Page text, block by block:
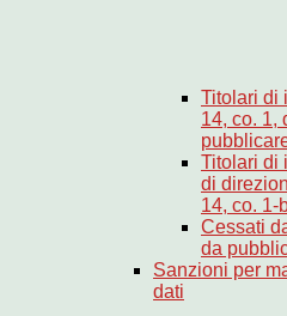
Titolari di
14, co. 1,
Titolari di
di
14, co. 1-
Cessati
da
Sanzioni per
dati